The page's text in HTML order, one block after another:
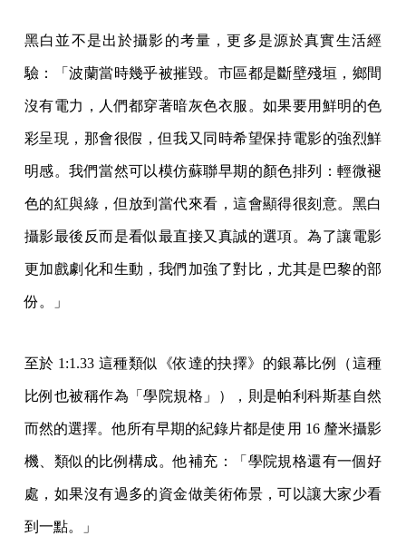
黑白並不是出於攝影的考量，更多是源於真實生活經
驗：「波蘭當時幾乎被摧毀。市區都是斷壁殘垣，鄉間
沒有電力，人們都穿著暗灰色衣服。如果要用鮮明的色
彩呈現，那會很假，但我又同時希望保持電影的強烈鮮
明感。我們當然可以模仿蘇聯早期的顏色排列：輕微褪
色的紅與綠，但放到當代來看，這會顯得很刻意。黑白
攝影最後反而是看似最直接又真誠的選項。為了讓電影
更加戲劇化和生動，我們加強了對比，尤其是巴黎的部
份。」
至於 1:1.33 這種類似《依達的抉擇》的銀幕比例（這種
比例也被稱作為「學院規格」），則是帕利科斯基自然
而然的選擇。他所有早期的紀錄片都是使用 16 釐米攝影
機、類似的比例構成。他補充：「學院規格還有一個好
處，如果沒有過多的資金做美術佈景，可以讓大家少看
到一點。」